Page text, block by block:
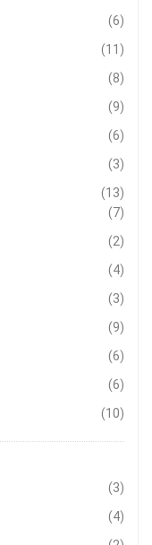
6รายก
11 รายก
8รายก
9รายก
6รายก
3รายก
13รายก
7รายก
2รายก
4รายก
3รายก
9รายก
6รายก
6รายก
10รายก
3รายก
4รายก